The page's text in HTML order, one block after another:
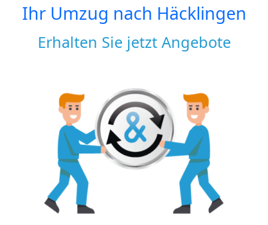
Ihr Umzug nach Häcklingen
Erhalten Sie jetzt Angebote